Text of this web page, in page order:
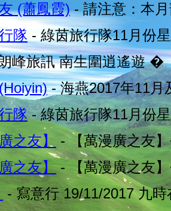
(蕭鳳霞)- 請注意：本
隊 - 綠茵旅行隊11月份
峰旅訊 南生圍逍遙遊 �
- 海燕2017年11
隊- 綠茵旅行隊11月份
之友】 - 【萬漫廣之友
之友】- 【萬漫廣之友
- 寫意行 19/11/2017 九